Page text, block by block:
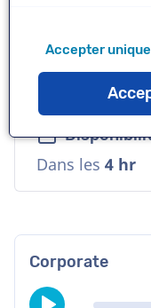
Voix
Naturelle,
Dans les 4 hr
Corporate
Accepter